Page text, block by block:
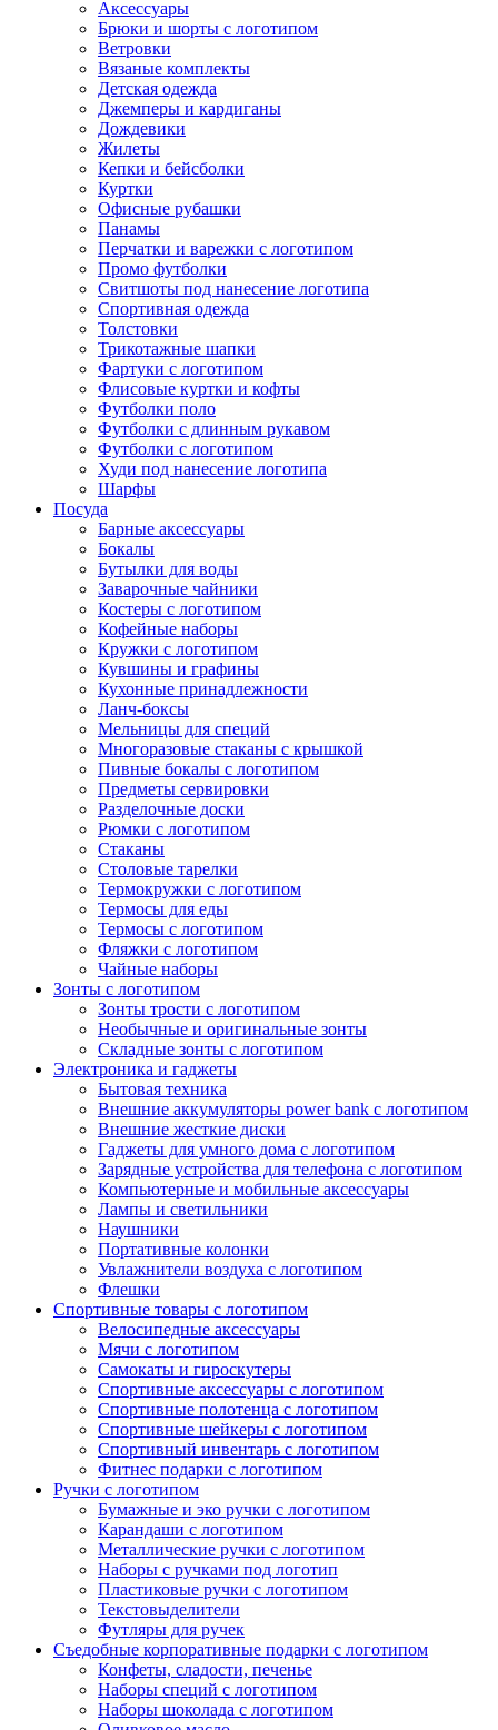
Аксессуары
Брюки и шорты с логотипом
Ветровки
Вязаные комплекты
Детская одежда
Джемперы и кардиганы
Дождевики
Жилеты
Кепки и бейсболки
Куртки
Офисные рубашки
Панамы
Перчатки и варежки с логотипом
Промо футболки
Свитшоты под нанесение логотипа
Спортивная одежда
Толстовки
Трикотажные шапки
Фартуки с логотипом
Флисовые куртки и кофты
Футболки поло
Футболки с длинным рукавом
Футболки с логотипом
Худи под нанесение логотипа
Шарфы
Посуда
Барные аксессуары
Бокалы
Бутылки для воды
Заварочные чайники
Костеры с логотипом
Кофейные наборы
Кружки с логотипом
Кувшины и графины
Кухонные принадлежности
Ланч-боксы
Мельницы для специй
Многоразовые стаканы с крышкой
Пивные бокалы с логотипом
Предметы сервировки
Разделочные доски
Рюмки с логотипом
Стаканы
Столовые тарелки
Термокружки с логотипом
Термосы для еды
Термосы с логотипом
Фляжки с логотипом
Чайные наборы
Зонты с логотипом
Зонты трости с логотипом
Необычные и оригинальные зонты
Складные зонты с логотипом
Электроника и гаджеты
Бытовая техника
Внешние аккумуляторы power bank с логотипом
Внешние жесткие диски
Гаджеты для умного дома с логотипом
Зарядные устройства для телефона с логотипом
Компьютерные и мобильные аксессуары
Лампы и светильники
Наушники
Портативные колонки
Увлажнители воздуха с логотипом
Флешки
Спортивные товары с логотипом
Велосипедные аксессуары
Мячи с логотипом
Самокаты и гироскутеры
Спортивные аксессуары с логотипом
Спортивные полотенца с логотипом
Спортивные шейкеры с логотипом
Спортивный инвентарь с логотипом
Фитнес подарки с логотипом
Ручки с логотипом
Бумажные и эко ручки с логотипом
Карандаши с логотипом
Металлические ручки с логотипом
Наборы с ручками под логотип
Пластиковые ручки с логотипом
Текстовыделители
Футляры для ручек
Съедобные корпоративные подарки с логотипом
Конфеты, сладости, печенье
Наборы специй с логотипом
Наборы шоколада с логотипом